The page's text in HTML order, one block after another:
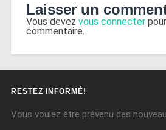
Laisser un
Vous devez vous connecter
commentaire.
RESTEZ INFORMÉ!
Vous voulez être prévenu des